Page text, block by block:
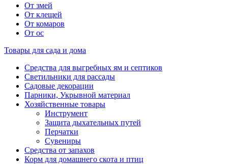
От змей
От клещей
От комаров
От ос
Товары для сада и дома
Средства для выгребных ям и септиков
Светильники для рассады
Садовые декорации
Парники, Укрывной материал
Хозяйственные товары
Инструмент
Защита дыхательных путей
Перчатки
Сувениры
Средства от запахов
Корм для домашнего скота и птиц